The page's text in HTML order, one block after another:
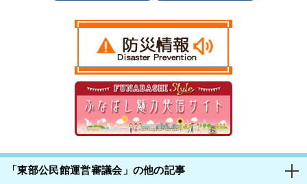
「東部公民館運営審議会」の他の記事